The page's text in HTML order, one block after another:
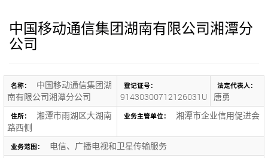
中国移动通信集团湖南有限公司湘潭分
公司
名称：
中国移动通信集团湖
南有限公司湘潭分公司
登记证号：
91430300712126031U
法定代表人：
唐勇
住所：
湘潭市雨湖区大湖南
路西侧
业务主管单位： 湘潭市企业信用促进会
业务范围： 电信、广播电视和卫星传输服务